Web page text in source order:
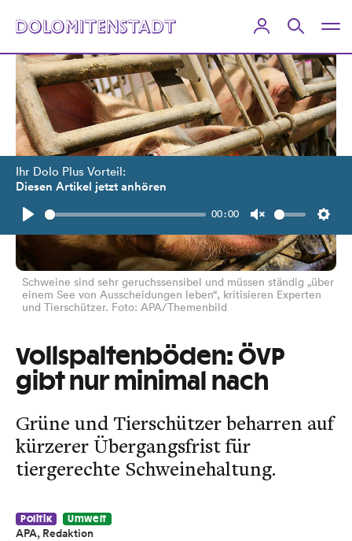
Ihr Dolo Plus Vorteil:
Diesen Artikel jetzt anhören
Play
00:00
Unmute
Schweine sind sehr geruchssensibel und müssen ständig „über
einem See von Ausscheidungen leben“, kritisieren Experten
und Tierschützer. Foto: APA/Themenbild
Vollspaltenböden: ÖVP
gibt nur minimal nach
Grüne und Tierschützer beharren auf
kürzerer Übergangsfrist für
tiergerechte Schweinehaltung.
Politik Umwelt
APA, Redaktion